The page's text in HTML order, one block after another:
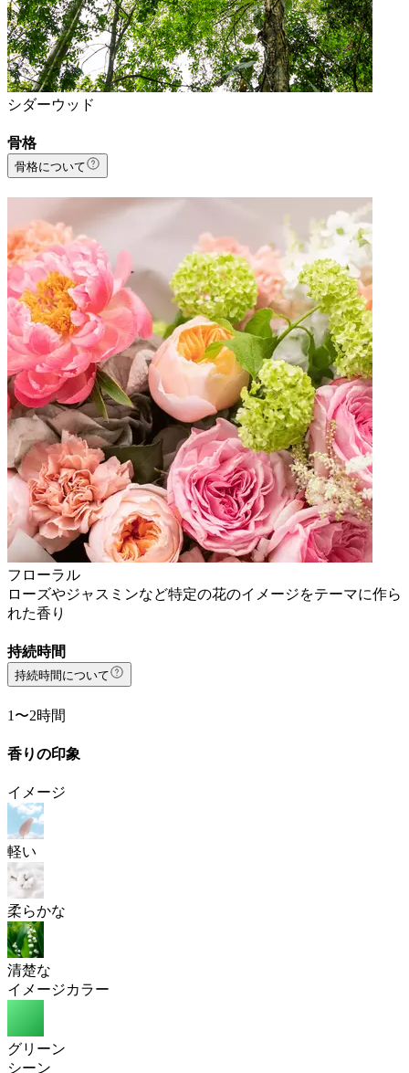
シダーウッド
骨格
骨格について
フローラル
ローズやジャスミンなど特定の花のイメージをテーマに作ら
れた香り
持続時間
持続時間について
1〜2時間
香りの印象
イメージ
軽い
柔らかな
清楚な
イメージカラー
グリーン
シーン